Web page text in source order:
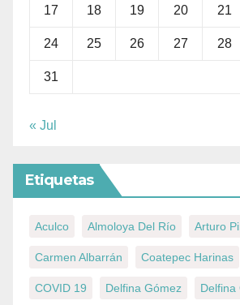
17 18 19 20 21
24 25 26 27 28
31
« Jul
Etiquetas
Aculco Almoloya Del Río Arturo
Carmen Albarrán Coatepec Harinas
COVID 19 Delfina Gómez Delfina